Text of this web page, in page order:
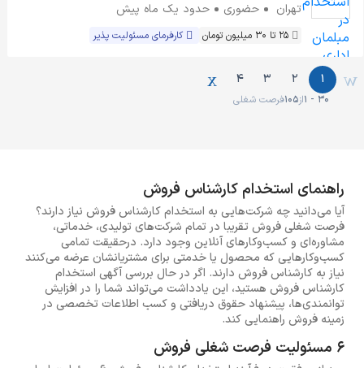
تهران
حضوری حدود یک ماه پیش
25 تا 30 میلیون تومان کارفرمای مسئولیت پذیر
1
2
3
4
1 - 30از105فرصت شغلی
راهنمای استخدام کارشناس فروش
آیا می‌دانید چه شرکت‌هایی به استخدام کارشناس فروش نیاز دارند؟
فرصت شغلی فروش تقریبا در تمام شرکت‌های تولیدی، خدماتی،
مشاوره‌ای و کسب‌وکارهای آنلاین وجود دارد. درحقیقت تمامی
کسب‌وکارهایی که محصول یا خدمتی برای مشتریانشان عرضه می‌کنند
نیاز به کارشناس فروش دارند. اگر در حال بررسی آگهی استخدام
کارشناس فروش هستید، این یادداشت می‌تواند شما را در افزایش
توانمندی‌ها، پیشنهاد حقوق دریافتی و کسب اطلاعات تخصصی در
زمینه فروش راهنمایی کند.
6 مسئولیت فرصت شغلی فروش